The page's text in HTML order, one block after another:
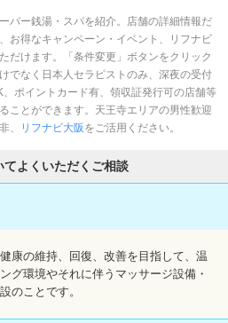
パー銭湯・スパを紹介。店舗の詳細情報だ
お得なキャンペーン・イベント、リフナビ
だけます。「条件変更」ボタンをクリック
でなく日本人セラピストのみ、深夜の受付
ポイントカード有、領収証発行可の店舗等
ことができます。天王寺エリアの男性歓迎
、
リフナビ大阪 をご活用ください。
てよくいただくご相談
康の維持、回復、改善を目指して、温
グ環境やそれに伴うマッサージ設備・
のことです。